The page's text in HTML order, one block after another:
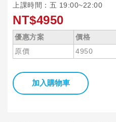
上課時間：五 19:00~22:00
NT$4950
優惠方案 價格
原價
4950
加入購物車